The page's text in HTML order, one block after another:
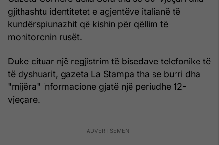
gjithashtu identitetet e agjentëve italianë të
kundërspiunazhit që kishin për qëllim të
monitoronin rusët.
Duke cituar një regjistrim të bisedave telefonike të
të dyshuarit, gazeta La Stampa tha se burri dha
"mijëra" informacione gjatë një periudhe 12-
vjeçare.